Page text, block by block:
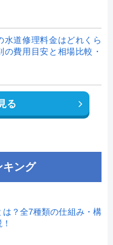
水道修理料金はどれくら
の費用目安と相場比較・
る
キング
は？全7種類の仕組み・構